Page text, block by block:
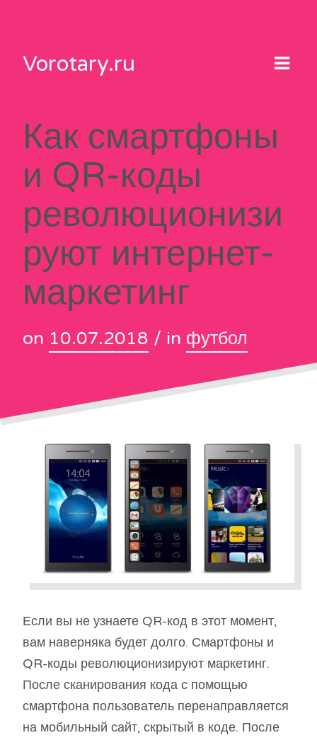
contentVorotary.ru
Как смартфоны
и QR-коды
революционизи
руют интернет-
маркетинг
on 10.07.2018 / in футбол
Если вы не узнаете QR-код в этот момент,
вам наверняка будет долго. Смартфоны и
QR-коды революционизируют маркетинг.
После сканирования кода с помощью
смартфона пользователь перенаправляется
на мобильный сайт, скрытый в коде. После